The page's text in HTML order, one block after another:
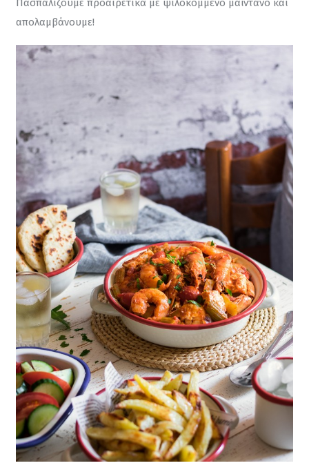
Πασπαλίζουμε προαιρετικά με ψιλοκομμένο μαϊντανό και
απολαμβάνουμε!